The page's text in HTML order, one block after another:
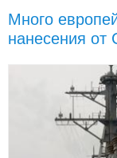
Много
нанесения